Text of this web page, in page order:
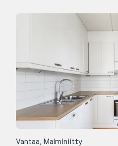
Vantaa, Malminiitty